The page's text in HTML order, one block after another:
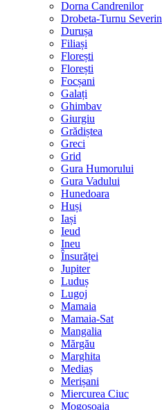
Dorna Candrenilor
Drobeta-Turnu Severin
Durușa
Filiași
Florești
Florești
Focșani
Galați
Ghimbav
Giurgiu
Grădiștea
Greci
Grid
Gura Humorului
Gura Vadului
Hunedoara
Huși
Iași
Ieud
Ineu
Însurăței
Jupiter
Luduș
Lugoj
Mamaia
Mamaia-Sat
Mangalia
Mărgău
Marghita
Mediaș
Merișani
Miercurea Ciuc
Mogoșoaia